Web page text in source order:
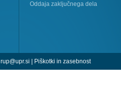
Oddaja zaključnega dela
rup@upr.si | Piškotki in zasebnost